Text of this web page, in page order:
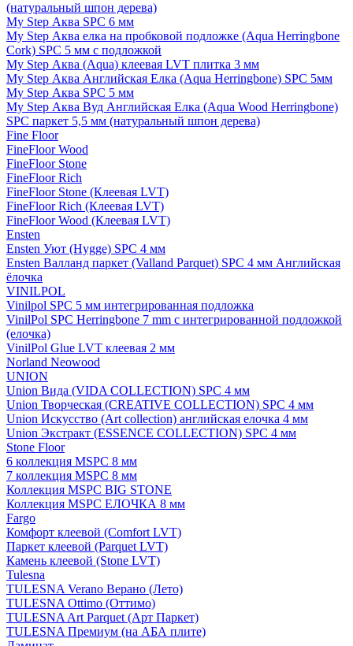
(натуральный шпон дерева)
My Step Аква SPC 6 мм
My Step Аква елка на пробковой подложке (Aqua Herringbone
Cork) SPC 5 мм с подложкой
My Step Аква (Aqua) клеевая LVT плитка 3 мм
My Step Аква Английская Елка (Aqua Herringbone) SPC 5мм
My Step Аква SPC 5 мм
My Step Аква Вуд Английская Елка (Aqua Wood Herringbone)
SPC паркет 5,5 мм (натуральный шпон дерева)
Fine Floor
FineFloor Wood
FineFloor Stone
FineFloor Rich
FineFloor Stone (Клеевая LVT)
FineFloor Rich (Клеевая LVT)
FineFloor Wood (Клеевая LVT)
Ensten
Ensten Уют (Hygge) SPC 4 мм
Ensten Валланд паркет (Valland Parquet) SPC 4 мм Английская
ёлочка
VINILPOL
Vinilpol SPC 5 мм интегрированная подложка
VinilPol SPC Herringbone 7 mm с интегрированной подложкой
(елочка)
VinilPol Glue LVT клеевая 2 мм
Norland Neowood
UNION
Union Вида (VIDA COLLECTION) SPC 4 мм
Union Творческая (CREATIVE COLLECTION) SPC 4 мм
Union Искусство (Art collection) английская елочка 4 мм
Union Экстракт (ESSENCE COLLECTION) SPC 4 мм
Stone Floor
6 коллекция MSPC 8 мм
7 коллекция MSPC 8 мм
Коллекция MSPC BIG STONE
Коллекция MSPC ЕЛОЧКА 8 мм
Fargo
Комфорт клеевой (Comfort LVT)
Паркет клеевой (Parquet LVT)
Камень клеевой (Stone LVT)
Tulesna
TULESNA Verano Верано (Лето)
TULESNA Ottimo (Оттимо)
TULESNA Art Parquet (Арт Паркет)
TULESNA Премиум (на АБА плите)